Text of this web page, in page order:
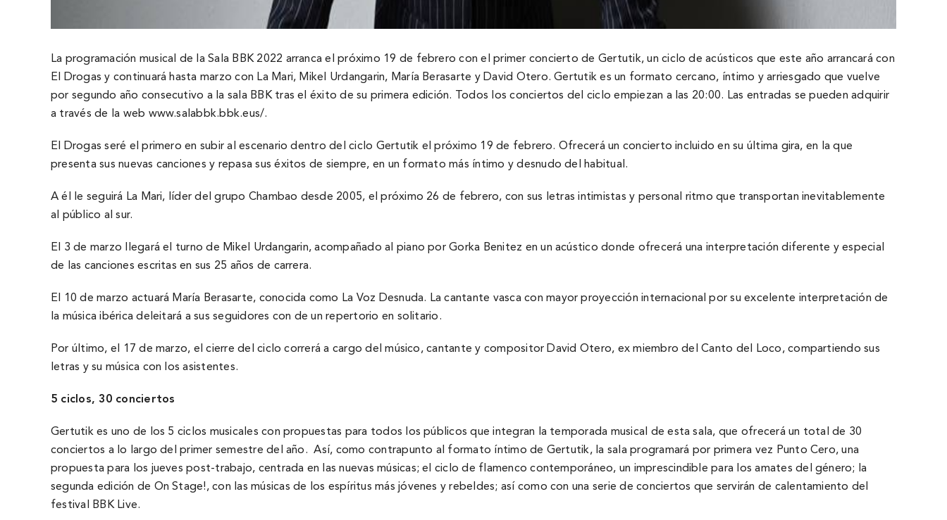
La programación musical de la Sala BBK 2022 arranca el próximo 19 de febrero con el primer concierto de Gertutik, un ciclo de acústicos que este año arrancará con
El Drogas y continuará hasta marzo con La Mari, Mikel Urdangarin, Marí­a Berasarte y David Otero. Gertutik es un formato cercano, í­ntimo y arriesgado que vuelve
por segundo año consecutivo a la sala BBK tras el éxito de su primera edición. Todos los conciertos del ciclo empiezan a las 20:00. Las entradas se pueden adquirir
a través de la web www.salabbk.bbk.eus/.
El Drogas seré el primero en subir al escenario dentro del ciclo Gertutik el próximo 19 de febrero. Ofrecerá un concierto incluido en su última gira, en la que
presenta sus nuevas canciones y repasa sus éxitos de siempre, en un formato más í­ntimo y desnudo del habitual.
A él le seguirá La Mari, lí­der del grupo Chambao desde 2005, el próximo 26 de febrero, con sus letras intimistas y personal ritmo que transportan inevitablemente
al público al sur.
El 3 de marzo llegará el turno de Mikel Urdangarin, acompañado al piano por Gorka Benitez en un acústico donde ofrecerá una interpretación diferente y especial
de las canciones escritas en sus 25 años de carrera.
El 10 de marzo actuará Marí­a Berasarte, conocida como La Voz Desnuda. La cantante vasca con mayor proyección internacional por su excelente interpretación de
la música ibérica deleitará a sus seguidores con de un repertorio en solitario.
Por último, el 17 de marzo, el cierre del ciclo correrá a cargo del músico, cantante y compositor David Otero, ex miembro del Canto del Loco, compartiendo sus
letras y su música con los asistentes.
5 ciclos, 30 conciertos
Gertutik es uno de los 5 ciclos musicales con propuestas para todos los públicos que integran la temporada musical de esta sala, que ofrecerá un total de 30
conciertos a lo largo del primer semestre del año. Así­, como contrapunto al formato í­ntimo de Gertutik, la sala programará por primera vez Punto Cero, una
propuesta para los jueves post-trabajo, centrada en las nuevas músicas; el ciclo de flamenco contemporáneo, un imprescindible para los amates del género; la
segunda edición de On Stage!, con las músicas de los espí­ritus más jóvenes y rebeldes; así­ como con una serie de conciertos que servirán de calentamiento del
festival BBK Live.